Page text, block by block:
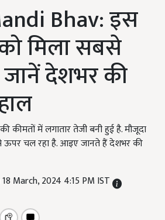
Bhav: इस
मिला सबसे
जानें देशभर की
कीमतों में लगातार तेजी बनी हुई है. मौजूदा
ऊपर चल रहा है. आइए जानते हैं देशभर की
March, 2024 4:15 PM IST